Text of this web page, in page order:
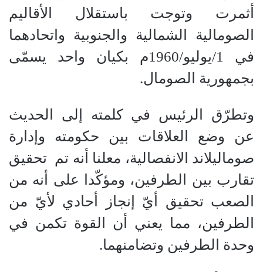
أثمرت وتوجت باستقلال الأقاليم
الصومالية الشمالية والجنوبية واتحادهما
في 1/يوليو/1960م بكيان واحد يسمّى
بجمهورية الصومال.
وتطرّق الرئيس في كلمته إلى الحديث
عن وضع العلاقات بين حكومته وإدارة
صوماليلاند الانفصالية، معلنا أنه تم تحقيق
تقارب بين الطرفين، ومؤكّدا على أنه من
الصعب تحقيق أيّ إنجاز أحادي لأيّ من
الطرفين، مما يعني أن القوة تكمن في
وحدة الطرفين وتضامنهما.